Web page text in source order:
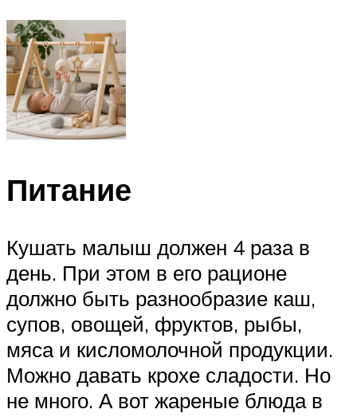
Питание
Кушать малыш должен 4 раза в
день. При этом в его рационе
должно быть разнообразие каш,
супов, овощей, фруктов, рыбы,
мяса и кисломолочной продукции.
Можно давать крохе сладости. Но
не много. А вот жареные блюда в